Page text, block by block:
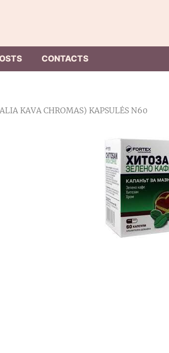
CONTACTS
KAVA CHROMAS) KAPSULĖS N60